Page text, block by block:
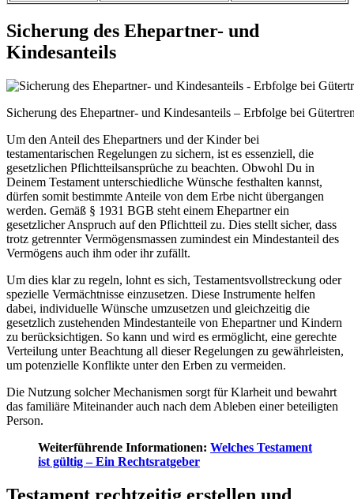
Sicherung des Ehepartner- und
Kindesanteils
Sicherung des Ehepartner- und Kindesanteils – Erbfolge bei
Um den Anteil des Ehepartners und der Kinder bei
testamentarischen Regelungen zu sichern, ist es essenziell, die
gesetzlichen Pflichtteilsansprüche zu beachten. Obwohl Du in
Deinem Testament unterschiedliche Wünsche festhalten kannst,
dürfen somit bestimmte Anteile von dem Erbe nicht übergangen
werden. Gemäß § 1931 BGB steht einem Ehepartner ein
gesetzlicher Anspruch auf den Pflichtteil zu. Dies stellt sicher, dass
trotz getrennter Vermögensmassen zumindest ein Mindestanteil des
Vermögens auch ihm oder ihr zufällt.
Um dies klar zu regeln, lohnt es sich, Testamentsvollstreckung oder
spezielle Vermächtnisse einzusetzen. Diese Instrumente helfen
dabei, individuelle Wünsche umzusetzen und gleichzeitig die
gesetzlich zustehenden Mindestanteile von Ehepartner und Kindern
zu berücksichtigen. So kann und wird es ermöglicht, eine gerechte
Verteilung unter Beachtung all dieser Regelungen zu gewährleisten,
um potenzielle Konflikte unter den Erben zu vermeiden.
Die Nutzung solcher Mechanismen sorgt für Klarheit und bewahrt
das familiäre Miteinander auch nach dem Ableben einer beteiligten
Person.
Weiterführende Informationen: Welches Testament
ist gültig – Ein Rechtsratgeber
Testament rechtzeitig erstellen und